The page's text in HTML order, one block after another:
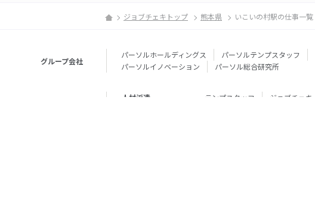
ジョブチェキトップ 熊本県 いこいの村駅の仕事一覧
グループ会社
パーソルホールディングス パーソルテンプスタッフ
パーソルイノベーション
パーソル総合研究所
人材派遣 テンプスタッフ ジョブチェキ